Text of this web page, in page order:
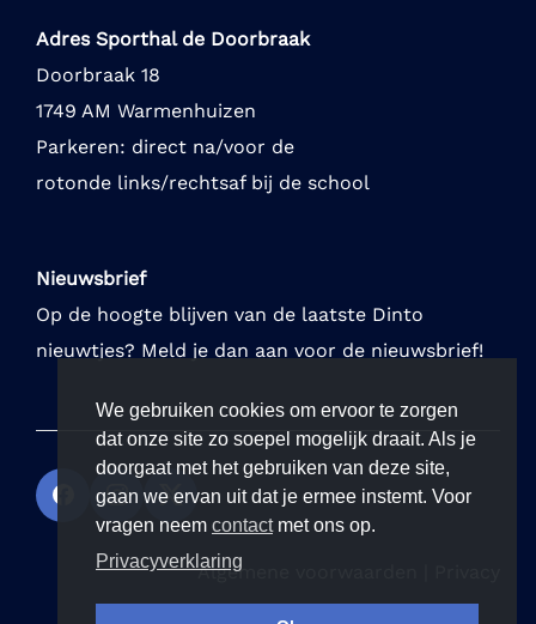
Adres Sporthal de Doorbraak
Doorbraak 18
1749 AM Warmenhuizen
Parkeren: direct na/voor de
rotonde links/rechtsaf bij de school
Nieuwsbrief
Op de hoogte blijven van de laatste Dinto
nieuwtjes? Meld je dan aan voor de nieuwsbrief!
Algemene voorwaarden
We gebruiken cookies om ervoor te zorgen
dat onze site zo soepel mogelijk draait. Als je
doorgaat met het gebruiken van deze site,
gaan we ervan uit dat je ermee instemt. Voor
vragen neem contactmet ons op.
Privacyverklaring